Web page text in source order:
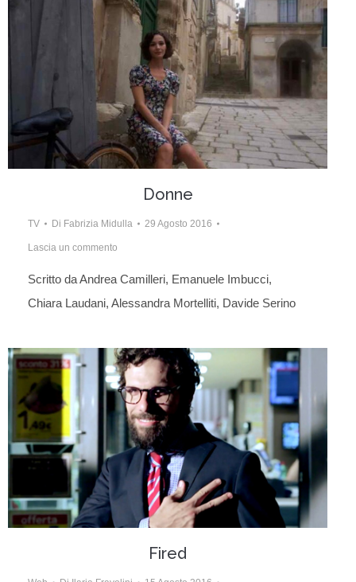
Donne
TV Di Fabrizia Midulla 29 Agosto 2016
Lascia un commento
Scritto da Andrea Camilleri, Emanuele Imbucci,
Chiara Laudani, Alessandra Mortelliti, Davide Serino
Fired